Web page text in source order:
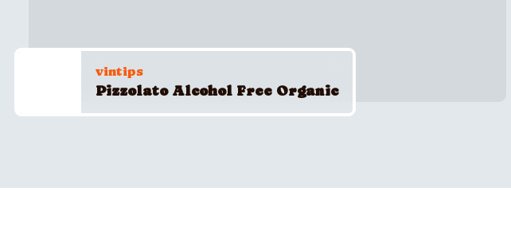
vintips
Pizzolato Alcohol Free Organic